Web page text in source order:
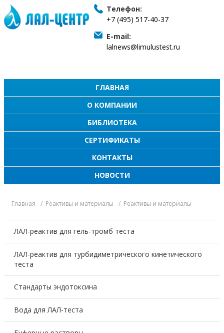
Телефон:
+7 (495) 517-40-37
E-mail:
lalnews@limulustest.ru
ГЛАВНАЯ
О КОМПАНИИ
БИБЛИОТЕКА
СЕРТИФИКАТЫ
КОНТАКТЫ
НОВОСТИ
Главная Реактивы и материалы Реактивы и материалы
ЛАЛ-реактив для гель-тромб теста
ЛАЛ-реактив для турбидиметрического кинетического
теста
Стандарты эндотоксина
Вода для ЛАЛ-теста